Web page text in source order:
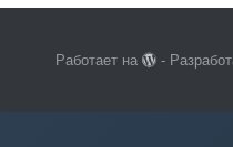
Работает на -